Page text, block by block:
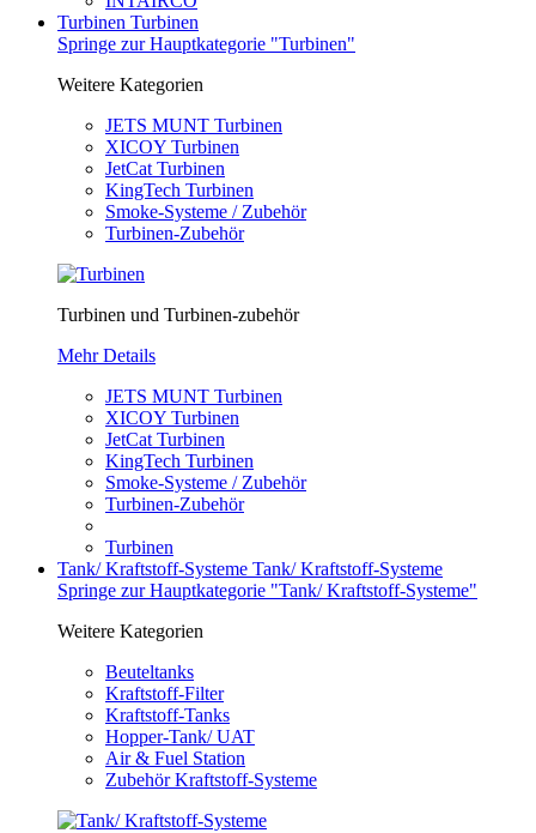
Turbinen Turbinen
Springe zur Hauptkategorie "Turbinen"
Weitere Kategorien
JETS MUNT Turbinen
XICOY Turbinen
JetCat Turbinen
KingTech Turbinen
Smoke-Systeme / Zubehör
Turbinen-Zubehör
Turbinen und Turbinen-zubehör
Mehr Details
JETS MUNT Turbinen
XICOY Turbinen
JetCat Turbinen
KingTech Turbinen
Smoke-Systeme / Zubehör
Turbinen-Zubehör
Turbinen
Tank/ Kraftstoff-Systeme Tank/ Kraftstoff-Systeme
Springe zur Hauptkategorie "Tank/ Kraftstoff-Systeme"
Weitere Kategorien
Beuteltanks
Kraftstoff-Filter
Kraftstoff-Tanks
Hopper-Tank/ UAT
Air & Fuel Station
Zubehör Kraftstoff-Systeme